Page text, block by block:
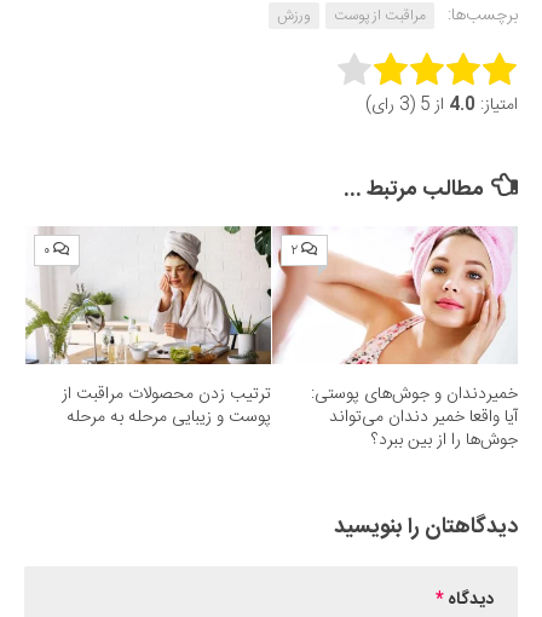
برچسب‌ها:
مراقبت از پوست ورزش
Rate this item:
امتیاز: 4.0 از 5 (3 رای)
مطالب مرتبط ...
۲
خمیردندان و جوش‌های پوستی:
آیا واقعا خمیر دندان می‌تواند
جوش‌ها را از بین ببرد؟
۰
ترتیب زدن محصولات مراقبت از
پوست و زیبایی مرحله به مرحله
دیدگاهتان را بنویسید
دیدگاه*